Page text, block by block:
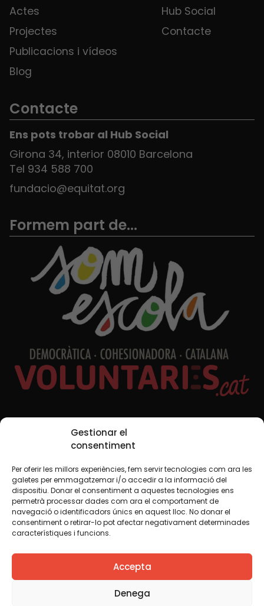
Gestionar el
consentiment
Per oferir les millors experiències, fem servir tecnologies com ara les
galetes per emmagatzemar i/o accedir a la informació del
dispositiu. Donar el consentiment a aquestes tecnologies ens
permetrà processar dades com ara el comportament de
navegació o identificadors únics en aquest lloc. No donar el
consentiment o retirar-lo pot afectar negativament determinades
característiques i funcions.
Accepta
Denega
Actes
Projectes
Publicacions i vídeos
Blog
Hub Social
Contacte
Contacte
Ens pots trobar al Hub Social
Girona 34, interior 08010 Barcelona
Tel 934 588 700
fundacio@equitat.org
Formem part de...
Xarxes Socials
TWT YTB IG FB IN
Avís legalPolítica de cookies
Creiem que el coneixement s’ha de compartir. Per això
fem servir una llicència Creative Commons, llevat que en
algun material indiquem el contrari. Us animem a copiar,
redistribuir, remesclar o transformar i crear els continguts